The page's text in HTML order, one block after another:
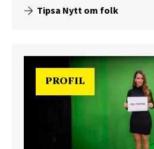
Tipsa Nytt om folk
PROFIL